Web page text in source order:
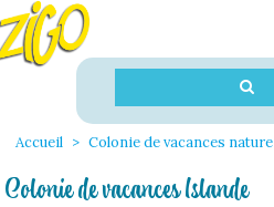
Accueil Colonie de vacances nature
Colonie de vacances Islande